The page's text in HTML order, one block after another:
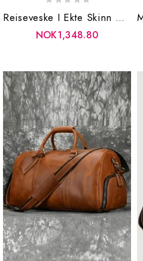
Reiseveske I Ekte Skinn Mann Kvinner Reise Tote Duffle Bag Håndbagasje
NOK1,348.80